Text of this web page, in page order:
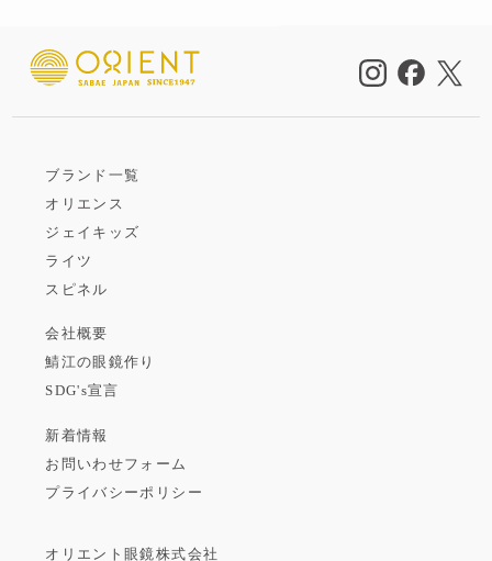
ブランド一覧
オリエンス
ジェイキッズ
ライツ
スピネル
会社概要
鯖江の眼鏡作り
SDG's宣言
新着情報
お問いわせフォーム
プライバシーポリシー
オリエント眼鏡株式会社